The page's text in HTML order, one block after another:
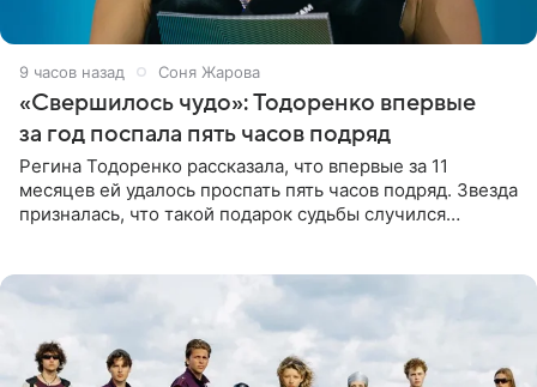
9 часов назад Соня Жарова
«Свершилось чудо»: Тодоренко впервые
за год поспала пять часов подряд
Регина Тодоренко рассказала, что впервые за 11
месяцев ей удалось проспать пять часов подряд. Звезда
призналась, что такой подарок судьбы случился